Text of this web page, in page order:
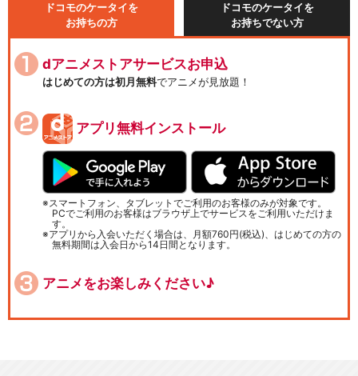
ドコモのケータイを
お持ちの方
ドコモのケータイを
お持ちでない方
dアニメストアサービスお申込
はじめての方は初月無料でアニメが見放題！
アプリ無料インストール
スマートフォン、タブレットでご利用のお客様のみが対象です。
PCでご利用のお客様はブラウザ上でサービスをご利用いただけま
す。
アプリから入会いただく場合は、月額760円(税込)、はじめての方の
無料期間は入会日から14日間となります。
アニメをお楽しみください♪